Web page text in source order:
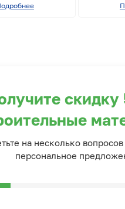
скидку
на несколько
персональное